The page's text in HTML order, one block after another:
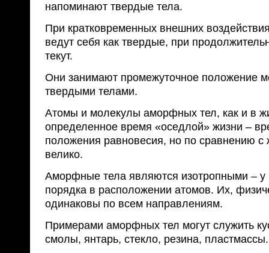
напоминают твердые тела.
При кратковременных внешних
ведут себя как твердые, при
текут.
Они занимают промежуточное положение
твердыми телами.
Атомы и молекулы аморфных тел, как и в
определенное время «оседлой» жизни –
положения равновесия, но по сравнению с
велико.
Аморфные тела являются изотропными – у
порядка в расположении атомов. Их,
одинаковы по всем направлениям.
Примерами аморфных тел могут служить
смолы, янтарь, стекло, резина, пластмассы.